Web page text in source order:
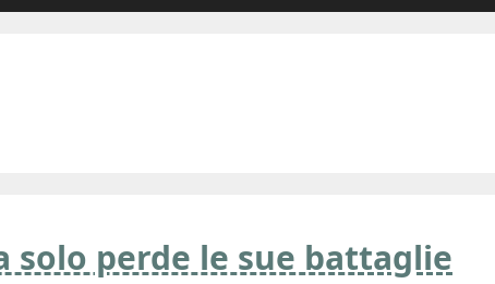
solo perde le sue battaglie